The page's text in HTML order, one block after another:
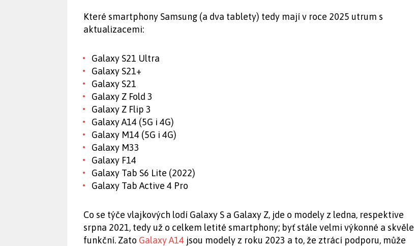
Které smartphony Samsung (a dva tablety) tedy mají v roce 2025 utrum s
aktualizacemi:
Galaxy S21 Ultra
Galaxy S21+
Galaxy S21
Galaxy Z Fold 3
Galaxy Z Flip 3
Galaxy A14 (5G i 4G)
Galaxy M14 (5G i 4G)
Galaxy M33
Galaxy F14
Galaxy Tab S6 Lite (2022)
Galaxy Tab Active 4 Pro
Co se týče vlajkových lodí Galaxy S a Galaxy Z, jde o modely z ledna, respektive
srpna 2021, tedy už o celkem letité smartphony; byť stále velmi výkonné a skvěle
funkční. Zato Galaxy A14 jsou modely z roku 2023 a to, že ztrácí podporu, může